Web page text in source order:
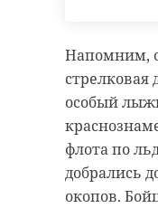
Напомним,
стрелковая
особый
флота по
добрались
окопов.